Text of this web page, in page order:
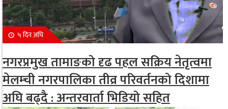
५ दिन अघि
नगरप्रमुख तामाङको दृढ पहल सक्रिय नेतृत्वमा
मेलम्ची नगरपालिका तीव्र परिवर्तनको दिशामा
अघि बढ्दै : अन्तरवार्ता भिडियो सहित